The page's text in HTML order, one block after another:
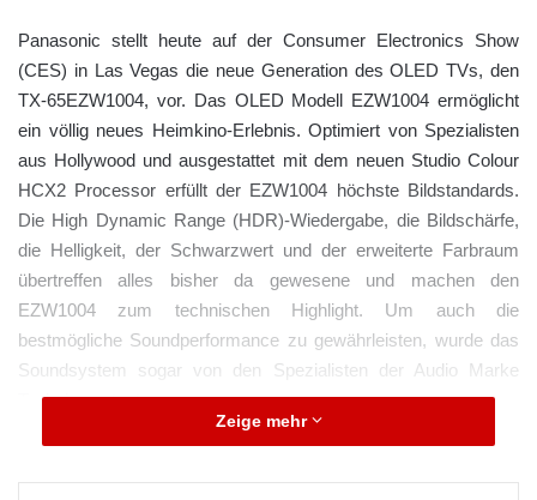
Panasonic stellt heute auf der Consumer Electronics Show
(CES) in Las Vegas die neue Generation des OLED TVs, den
TX-65EZW1004, vor. Das OLED Modell EZW1004 ermöglicht
ein völlig neues Heimkino-Erlebnis. Optimiert von Spezialisten
aus Hollywood und ausgestattet mit dem neuen Studio Colour
HCX2 Processor erfüllt der EZW1004 höchste Bildstandards.
Die High Dynamic Range (HDR)-Wiedergabe, die Bildschärfe,
die Helligkeit, der Schwarzwert und der erweiterte Farbraum
übertreffen alles bisher da gewesene und machen den
EZW1004 zum technischen Highlight. Um auch die
bestmögliche Soundperformance zu gewährleisten, wurde das
Soundsystem sogar von den Spezialisten der Audio Marke
Technics getunt.
Zeige mehr